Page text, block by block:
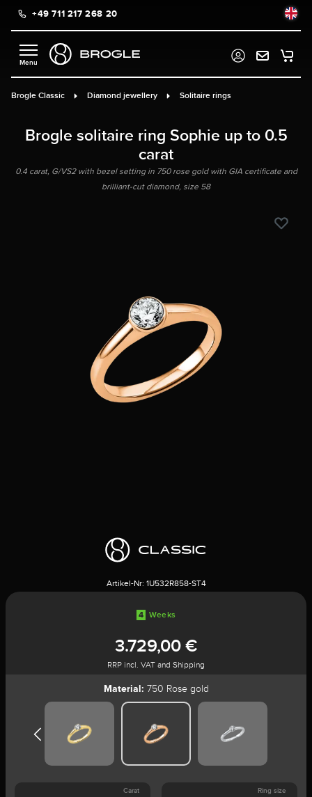
content+49 711 217 268 20
Brogle Classic Diamond jewellery Solitaire rings
Brogle solitaire ring Sophie up to 0.5
carat
0.4 carat, G/VS2 with bezel setting in 750 rose gold with GIA certificate and
brilliant-cut diamond, size 58
Artikel-Nr: 1U532R858-ST4
4 Weeks
3.729,00 €
RRP incl. VAT and Shipping
Material: 750 Rose gold
Carat Ring size